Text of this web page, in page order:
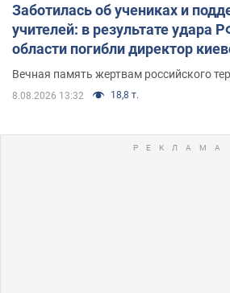
Заботилась об учениках и
учителей: в результате удара
области погибли директор
муж и внук
Вечная память жертвам российского
8.08.2026 13:32 18,8 т.